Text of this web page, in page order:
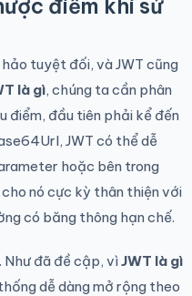
điểm khi sử
tuyệt đối, và JWT cũng
là gì, chúng ta cần phân
điểm, đầu tiên phải kể đến
JWT có thể dễ
hoặc bên trong
nó cực kỳ thân thiện với
có băng thông hạn chế.
đã đề cập, vìJWT là gì
dễ dàng mở rộng theo